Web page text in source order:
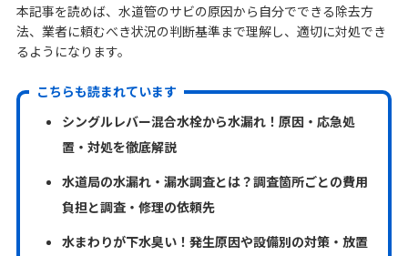
本記事を読めば、水道管のサビの原因から自分でできる除去方
法、業者に頼むべき状況の判断基準まで理解し、適切に対処でき
るようになります。
こちらも読まれています
シングルレバー混合水栓から水漏れ！原因・応急処
置・対処を徹底解説
水道局の水漏れ・漏水調査とは？調査箇所ごとの費用
負担と調査・修理の依頼先
水まわりが下水臭い！発生原因や設備別の対策・放置